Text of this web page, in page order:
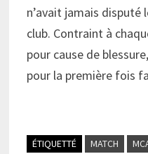
n’avait jamais disputé
club. Contraint à
pour cause de
pour la première fois
ÉTIQUETTÉ MATCH